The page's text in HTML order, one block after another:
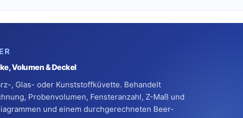
Volumen & Deckel
, Glas- oder Kunststoffküvette. Behandelt
Probenvolumen, Fensteranzahl, Z-Maß und
und einem durchgerechneten Beer-